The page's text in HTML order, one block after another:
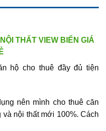
THẤT VIEW BIỂN GIÁ
hộ cho thuê đầy đủ tiện
nên mình cho thuê căn
nội thất mới 100%. Cách